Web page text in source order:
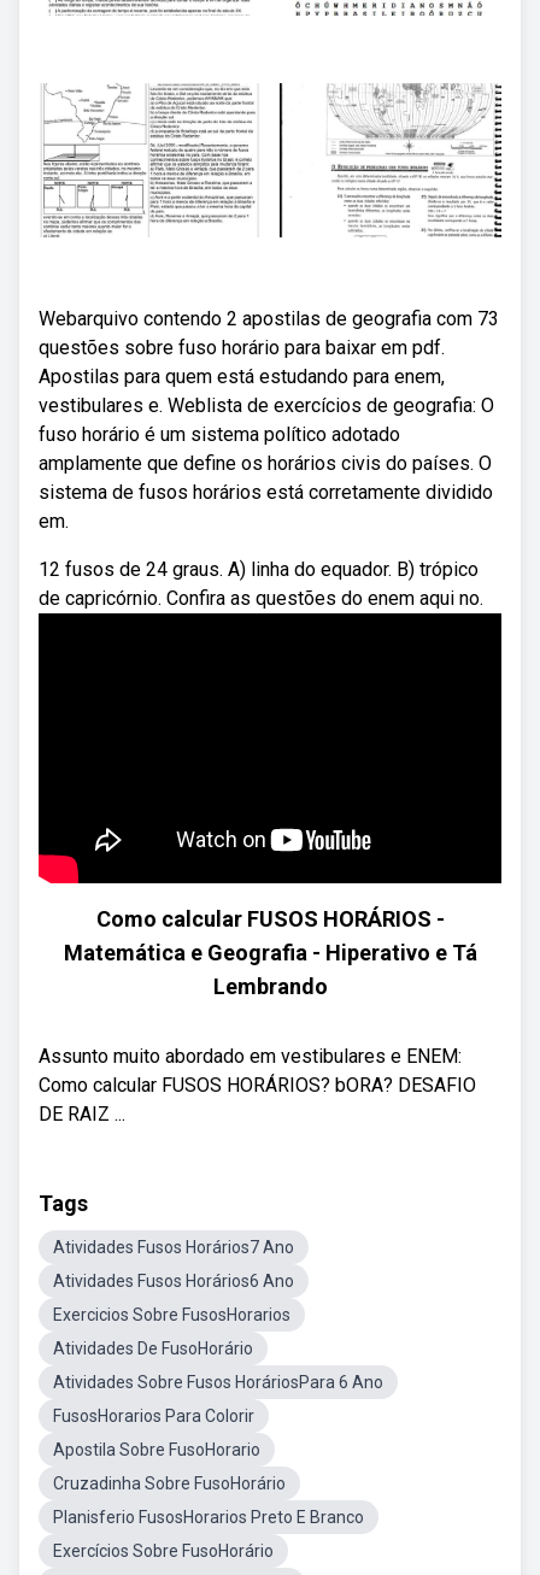
Webarquivo contendo 2 apostilas de geografia com 73
questões sobre fuso horário para baixar em pdf.
Apostilas para quem está estudando para enem,
vestibulares e. Weblista de exercícios de geografia: O
fuso horário é um sistema político adotado
amplamente que define os horários civis do países. O
sistema de fusos horários está corretamente dividido
em.
12 fusos de 24 graus. A) linha do equador. B) trópico
de capricórnio. Confira as questões do enem aqui no.
Como calcular FUSOS HORÁRIOS -
Matemática e Geografia - Hiperativo e Tá
Lembrando
Assunto muito abordado em vestibulares e ENEM:
Como calcular FUSOS HORÁRIOS? bORA? DESAFIO
DE RAIZ ...
Tags
Atividades Fusos Horários7 Ano
Atividades Fusos Horários6 Ano
Exercicios Sobre FusosHorarios
Atividades De FusoHorário
Atividades Sobre Fusos HoráriosPara 6 Ano
FusosHorarios Para Colorir
Apostila Sobre FusoHorario
Cruzadinha Sobre FusoHorário
Planisferio FusosHorarios Preto E Branco
Exercícios Sobre FusoHorário